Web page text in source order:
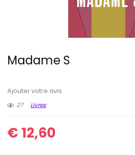
Madame S
Ajouter votre avis
27
Livres
€ 12,60